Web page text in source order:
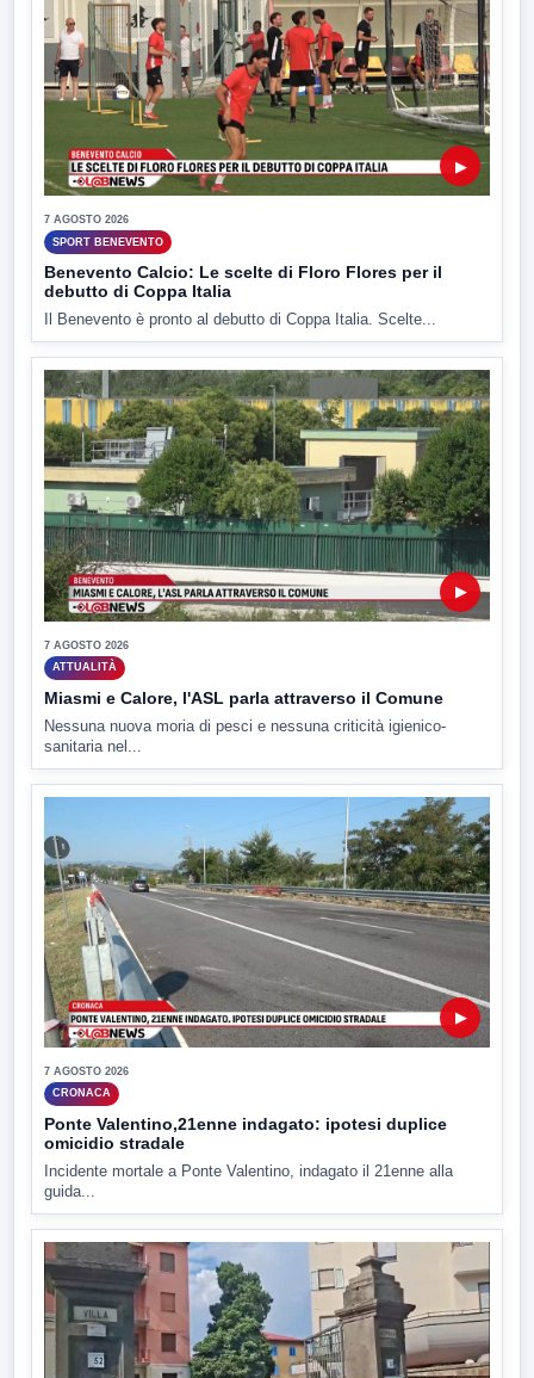
▶
7 AGOSTO 2026
SPORT BENEVENTO
Benevento Calcio: Le scelte di Floro Flores per il
debutto di Coppa Italia
Il Benevento è pronto al debutto di Coppa Italia. Scelte...
▶
7 AGOSTO 2026
ATTUALITÀ
Miasmi e Calore, l'ASL parla attraverso il Comune
Nessuna nuova moria di pesci e nessuna criticità igienico-
sanitaria nel...
▶
7 AGOSTO 2026
CRONACA
Ponte Valentino,21enne indagato: ipotesi duplice
omicidio stradale
Incidente mortale a Ponte Valentino, indagato il 21enne alla
guida...